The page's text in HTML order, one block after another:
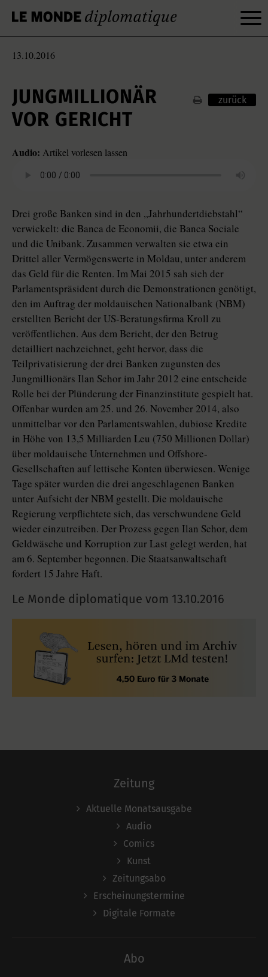
13.10.2016
JUNGMILLIONÄR
VOR GERICHT
zurück
Audio: Artikel vorlesen lassen
Drei große Banken sind in den „Jahrhundertdiebstahl“
verwickelt: die Banca de Economii, die Banca Sociale
und die Unibank. Zusammen verwalten sie etwa ein
Drittel aller Vermögenswerte in Moldau, unter anderem
das Geld für die Renten. Im Mai 2015 sah sich der
Parlamentspräsident durch die Demonstrationen genötigt,
den im Auftrag der moldauischen Nationalbank (NBM)
erstellten Bericht der US-Beratungsfirma Kroll zu
veröffentlichen. Aus dem Bericht, der den Betrug
detailliert nachzeichnet, geht hervor, dass die
Teilprivatisierung der drei Banken zugunsten des
Jungmillionärs Ilan Schor im Jahr 2012 eine entscheide
Rolle bei der Plünderung der Fi­nanz­ins­titute gespielt hat.
Offenbar wurden am 25. und 26. November 2014, also
unmittelbar vor den Parlamentswahlen, dubiose Kredite
in Höhe von 13,5 Milliarden Leu (750 Millionen Dollar)
über moldauische Unternehmen und Offshore-
Gesellschaften auf lettische Konten überwiesen. Wenige
Tage später wurden die drei angeschlagenen Banken
unter Aufsicht der NBM gestellt. Die moldauische
Regierung verpflichtete sich, das verschwundene Geld
wieder einzutreiben. Der Prozess gegen Ilan Schor, dem
Geldwäsche und Korruption zur Last gelegt werden, hat
am 6. September begonnen. Die Staatsanwaltschaft
fordert 15 Jahre Haft.
Le Monde diplomatique vom 13.10.2016
Zeitung
Aktuelle Monatsausgabe
Audio
Comics
Kunst
Zeitungsabo
Erscheinungstermine
Digitale Formate
Abo